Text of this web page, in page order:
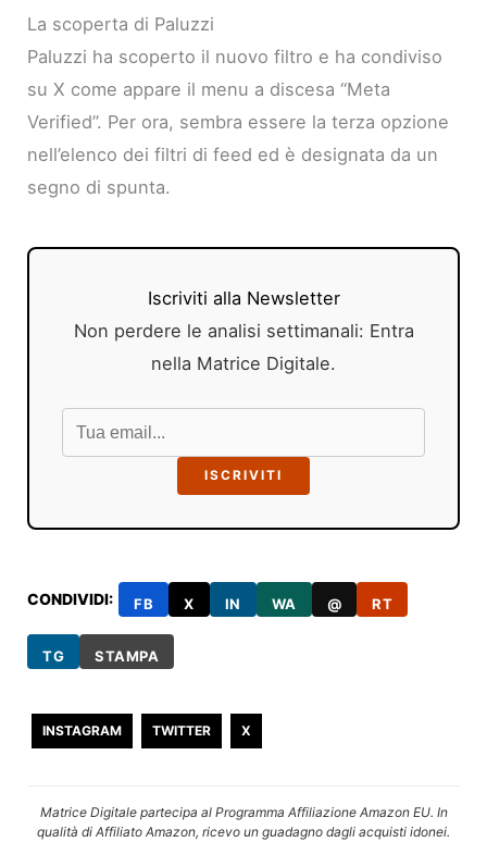
La scoperta di Paluzzi
Paluzzi ha scoperto il nuovo filtro e ha condiviso
su X come appare il menu a discesa “Meta
Verified”. Per ora, sembra essere la terza opzione
nell’elenco dei filtri di feed ed è designata da un
segno di spunta.
Iscriviti alla Newsletter
Non perdere le analisi settimanali: Entra
nella Matrice Digitale.
ISCRIVITI
CONDIVIDI: FB X IN WA @ RT
TG STAMPA
INSTAGRAM TWITTER X
Matrice Digitale partecipa al Programma Affiliazione Amazon EU. In
qualità di Affiliato Amazon, ricevo un guadagno dagli acquisti idonei.